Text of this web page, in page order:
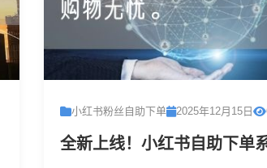
小红书粉丝自助下单 2025年12月15日
全新上线！小红书自助下单